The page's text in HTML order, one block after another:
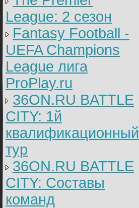
League: 2 cезон
Fantasy Football -
UEFA Champions
League лига
ProPlay.ru
36ON.RU BATTLE
CITY: 1й
квалификационный
тур
36ON.RU BATTLE
CITY: Составы
команд